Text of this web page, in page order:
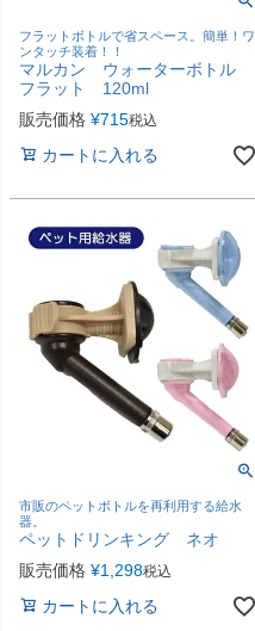
フラットボトルで省スペース。簡単！ワ
ンタッチ装着！！
マルカン ウォーターボトル
フラット 120ml
販売価格 ¥715税込
カートに入れる
市販のペットボトルを再利用する給水
器。
ペットドリンキング ネオ
販売価格 ¥1,298税込
カートに入れる